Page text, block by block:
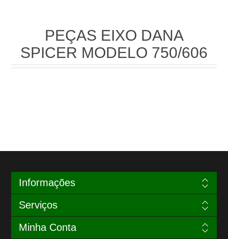
PEÇAS EIXO DANA
SPICER MODELO 750/606
Informações
Serviços
Minha Conta